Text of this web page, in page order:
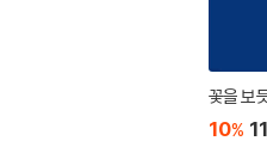
꽃을 보
10%